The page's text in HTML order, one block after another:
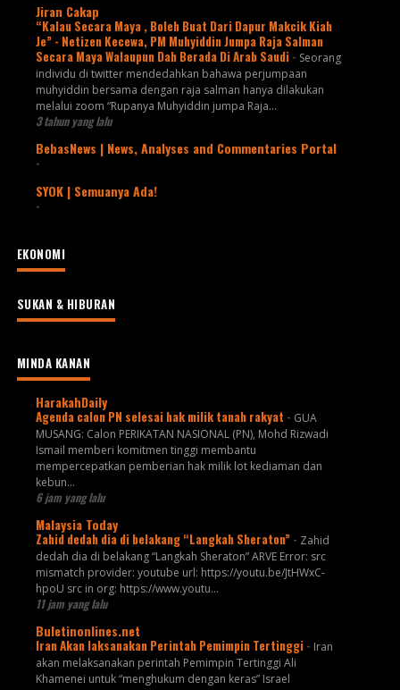
Jiran Cakap
“Kalau Secara Maya , Boleh Buat Dari Dapur Makcik Kiah
Je” - Netizen Kecewa, PM Muhyiddin Jumpa Raja Salman
Secara Maya Walaupun Dah Berada Di Arab Saudi - Seorang
individu di twitter mendedahkan bahawa perjumpaan
muhyiddin bersama dengan raja salman hanya dilakukan
melalui zoom “Rupanya Muhyiddin jumpa Raja...
3 tahun yang lalu
BebasNews | News, Analyses and Commentaries Portal
-
SYOK | Semuanya Ada!
-
EKONOMI
SUKAN & HIBURAN
MINDA KANAN
HarakahDaily
Agenda calon PN selesai hak milik tanah rakyat - GUA
MUSANG: Calon PERIKATAN NASIONAL (PN), Mohd Rizwadi
Ismail memberi komitmen tinggi membantu
mempercepatkan pemberian hak milik lot kediaman dan
kebun...
6 jam yang lalu
Malaysia Today
Zahid dedah dia di belakang “Langkah Sheraton” - Zahid
dedah dia di belakang “Langkah Sheraton” ARVE Error: src
mismatch provider: youtube url: https://youtu.be/JtHWxC-
hpoU src in org: https://www.youtu...
11 jam yang lalu
Buletinonlines.net
Iran Akan laksanakan Perintah Pemimpin Tertinggi - Iran
akan melaksanakan perintah Pemimpin Tertinggi Ali
Khamenei untuk “menghukum dengan keras” Israel